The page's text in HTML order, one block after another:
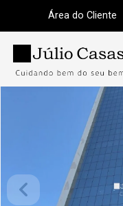
Área do Cliente